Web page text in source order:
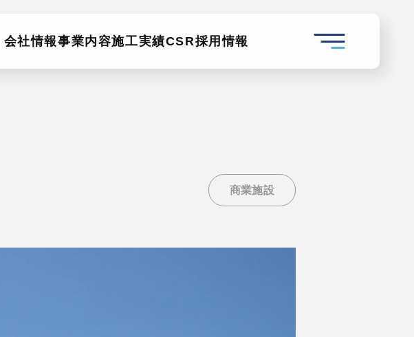
会社情報事業内容施工実績CSR採用情報
商業施設